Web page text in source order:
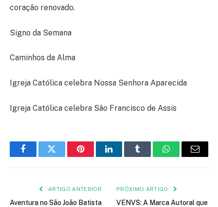
coração renovado.
Signo da Semana
Caminhos da Alma
Igreja Católica celebra Nossa Senhora Aparecida
Igreja Católica celebra São Francisco de Assis
FacebookTwitter PinterestLinkedInTumblr WhatsApp
E-
ARTIGO ANTERIOR
Aventura no São João Batista
PRÓXIMO ARTIGO
VENVS: A Marca Autoral que